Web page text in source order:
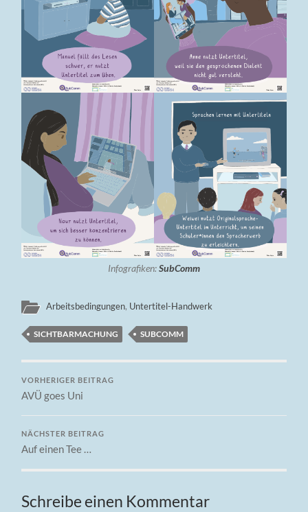
Infografiken:SubComm
Arbeitsbedingungen, Untertitel-Handwerk
SICHTBARMACHUNG SUBCOMM
VORHERIGER BEITRAG
AVÜ goes Uni
NÄCHSTER BEITRAG
Auf einen Tee …
Schreibe einen Kommentar